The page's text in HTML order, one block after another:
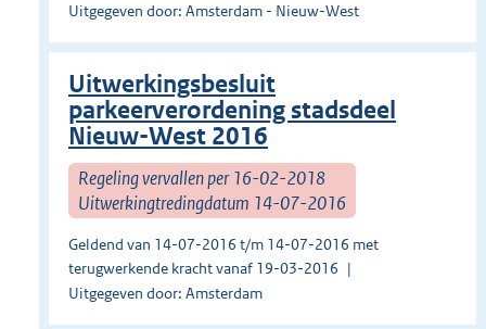
Uitgegeven door: Amsterdam - Nieuw-West
Uitwerkingsbesluit
parkeerverordening stadsdeel
Nieuw-West 2016
Regeling vervallen per 16-02-2018
Uitwerkingtredingdatum 14-07-2016
Geldend van 14-07-2016 t/m 14-07-2016 met
terugwerkende kracht vanaf 19-03-2016
Uitgegeven door: Amsterdam